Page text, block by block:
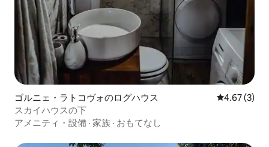
ゴルニェ・ラトコヴォのログハウス レビュー3
4.67 (3)
スカイハウスの下
アメニティ・設備 · 家族 · おもてなし